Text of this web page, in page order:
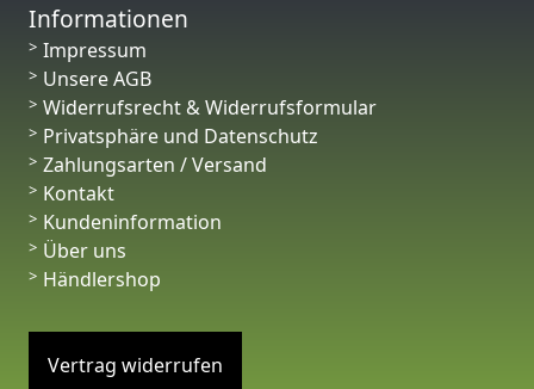
Informationen
Impressum
Unsere AGB
Widerrufsrecht & Widerrufsformular
Privatsphäre und Datenschutz
Zahlungsarten / Versand
Kontakt
Kundeninformation
Über uns
Händlershop
Vertrag widerrufen